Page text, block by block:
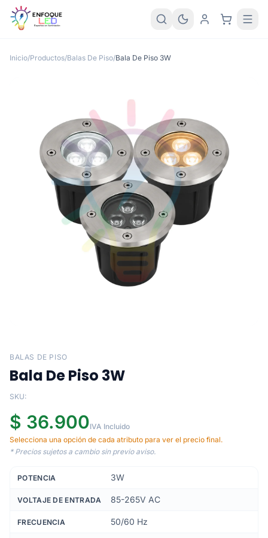
Inicio/Productos/Balas De Piso/Bala De Piso 3W
BALAS DE PISO
Bala De Piso 3W
SKU:
$ 36.900IVA Incluido
Selecciona una opción de cada atributo para ver el precio final.
* Precios sujetos a cambio sin previo aviso.
POTENCIA 3W
VOLTAJE DE ENTRADA 85-265V AC
FRECUENCIA 50/60 Hz